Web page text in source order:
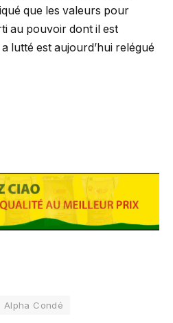
que les valeurs pour
au pouvoir dont il est
lutté est aujourd’hui relégué
Alpha Condé